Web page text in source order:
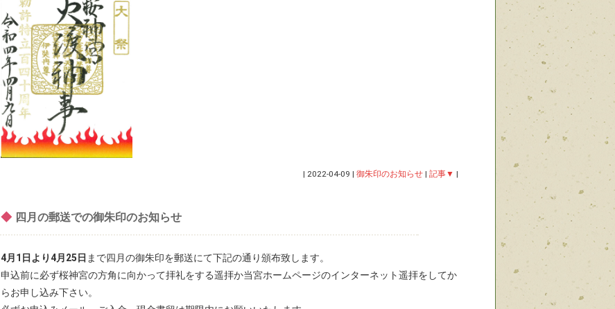
| 2022-04-09 | 御朱印のお知らせ| 記事▼ |
◆ 四月の郵送での御朱印のお知らせ
4月1日より4月25日 まで四月の御朱印を郵送にて下記の通り頒布致します。
申込前に必ず桜神宮の方角に向かって拝礼をする遥拝か当宮ホームページのインターネット遥拝をしてか
らお申し込み下さい。